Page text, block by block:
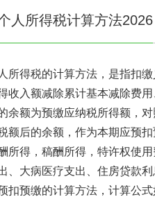
人所得税计算方法2026
所得税的计算方法，是指扣
收入额减除累计基本减除费
余额为预缴应纳税所得额，
额后的余额，作为本期应预
所得，稿酬所得，特许权使
、大病医疗支出、住房贷款
扣预缴的计算方法，计算公式